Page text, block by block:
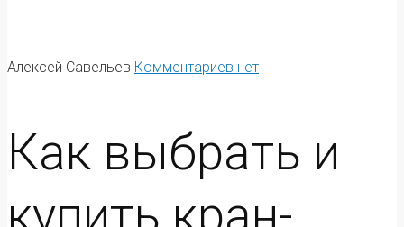
Алексей Савельев Комментариев нет
Как выбрать и
купить кран-